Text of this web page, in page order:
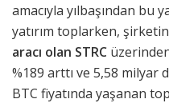
amacıyla yılbaşından bu
yatırım toplarken,
aracı olan STRC
%189 arttı ve 5,58 milyar
BTC fiyatında yaşanan